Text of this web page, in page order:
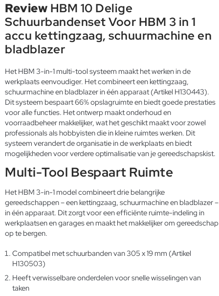
Review HBM 10 Delige
Schuurbandenset Voor HBM 3 in 1
accu kettingzaag, schuurmachine en
bladblazer
Het HBM 3-in-1 multi-tool systeem maakt het werken in de
werkplaats eenvoudiger. Het combineert een kettingzaag,
schuurmachine en bladblazer in één apparaat (Artikel H130443).
Dit systeem bespaart 66% opslagruimte en biedt goede prestaties
voor alle functies. Het ontwerp maakt onderhoud en
voorraadbeheer makkelijker, wat het geschikt maakt voor zowel
professionals als hobbyisten die in kleine ruimtes werken. Dit
systeem verandert de organisatie in de werkplaats en biedt
mogelijkheden voor verdere optimalisatie van je gereedschapskist.
Multi-Tool Bespaart Ruimte
Het HBM 3-in-1 model combineert drie belangrijke
gereedschappen – een kettingzaag, schuurmachine en bladblazer –
in één apparaat. Dit zorgt voor een efficiënte ruimte-indeling in
werkplaatsen en garages en maakt het makkelijker om gereedschap
op te bergen.
Compatibel met schuurbanden van 305 x 19 mm (Artikel
H130503)
Heeft verwisselbare onderdelen voor snelle wisselingen van
taken